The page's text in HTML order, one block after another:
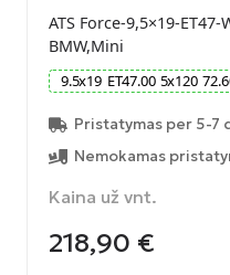
ATS Force-9,5×19-
BMW,Mini
9.5x19 ET47.00 5x120
Pristatymas per 5-7
Nemokamas
Kaina už vnt.
218,90 €